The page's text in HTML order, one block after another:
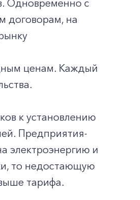
Одновременно с
договорам, на
ценам. Каждый
к установлению
Предприятия-
электроэнергию и
то недостающую
тарифа.